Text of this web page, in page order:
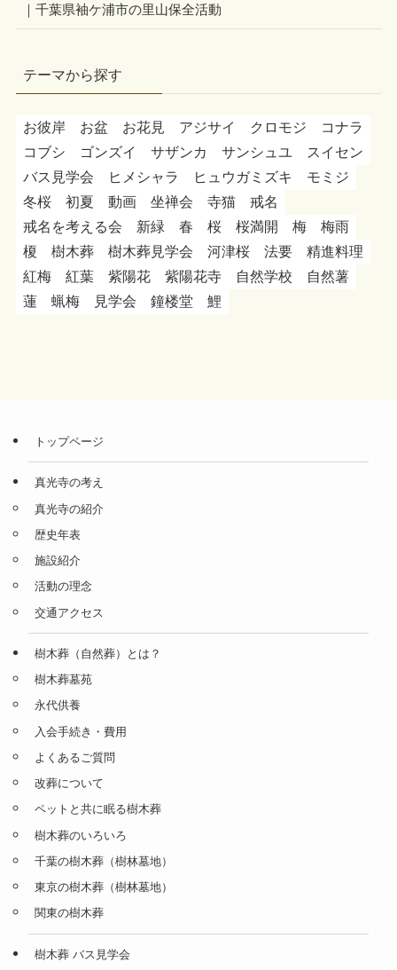
｜千葉県袖ケ浦市の里山保全活動
テーマから探す
お彼岸 お盆 お花見 アジサイ クロモジ
コナラ
コブシ
ゴンズイ サザンカ サンシュユ
スイセン
バス見学会
ヒメシャラ ヒュウガミズキ
モミジ
冬桜
初夏 動画 坐禅会 寺猫
戒名
戒名を考える会
新緑 春 桜 桜満開 梅
梅雨
榎
樹木葬 樹木葬見学会 河津桜 法要
精進料理
紅梅
紅葉 紫陽花 紫陽花寺 自然学校
自然薯
蓮
蝋梅 見学会 鐘楼堂 鯉
トップページ
真光寺の考え
真光寺の紹介
歴史年表
施設紹介
活動の理念
交通アクセス
樹木葬（自然葬）とは？
樹木葬墓苑
永代供養
入会手続き・費用
よくあるご質問
改葬について
ペットと共に眠る樹木葬
樹木葬のいろいろ
千葉の樹木葬（樹林墓地）
東京の樹木葬（樹林墓地）
関東の樹木葬
樹木葬 バス見学会